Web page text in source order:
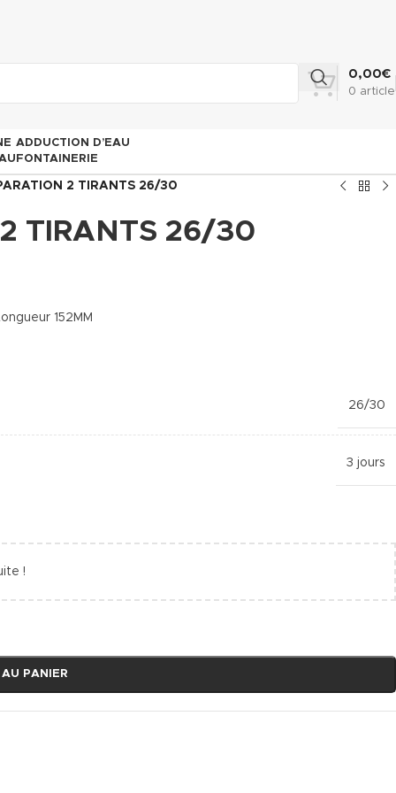
0 article
0,00€
ADDUCTION D’EAU
FONTAINERIE
2 TIRANTS 26/30
2 TIRANTS 26/30
152MM
26/30
3 jours
!
PANIER